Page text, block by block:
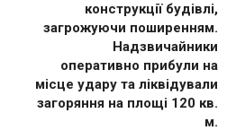
конструкції будівлі,
загрожуючи поширенням.
Надзвичайники
оперативно прибули на
місце удару та ліквідували
загоряння на площі 120 кв.
м.